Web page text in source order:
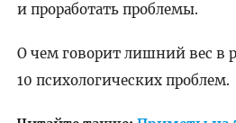
и проработать проблемы.
О чем говорит лишний вес в
10 психологических проблем.